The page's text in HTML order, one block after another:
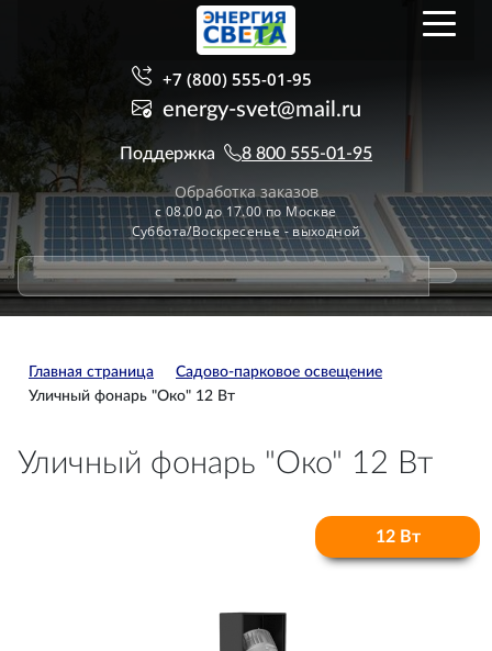
+7 (800) 555-01-95
energy-svet@mail.ru
Поддержка 8 800 555-01-95
Обработка заказов
с 08.00 до 17.00 по Москве
Суббота/Воскресенье - выходной
Главная страница
Садово-парковое освещение
Уличный фонарь "Око" 12 Вт
Уличный фонарь "Око" 12 Вт
12 Вт